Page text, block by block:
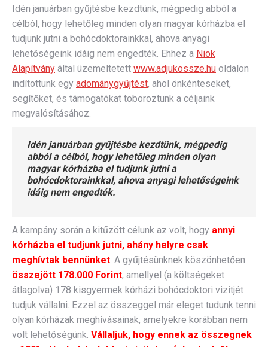
Idén januárban gyűjtésbe kezdtünk, mégpedig abból a
célból, hogy lehetőleg minden olyan magyar kórházba el
tudjunk jutni a bohócdoktorainkkal, ahova anyagi
lehetőségeink idáig nem engedték. Ehhez a Niok
Alapítvány által üzemeltetett www.adjukossze.hu oldalon
indítottunk egy adománygyűjtést, ahol önkénteseket,
segítőket, és támogatókat toboroztunk a céljaink
megvalósításához.
Idén januárban gyűjtésbe kezdtünk, mégpedig
abból a célból, hogy lehetőleg minden olyan
magyar kórházba el tudjunk jutni a
bohócdoktorainkkal, ahova anyagi lehetőségeink
idáig nem engedték.
A kampány során a kitűzött célunk az volt, hogy annyi
kórházba el tudjunk jutni, ahány helyre csak
meghívtak bennünket. A gyűjtésünknek köszönhetően
összejött 178.000 Forint, amellyel (a költségeket
átlagolva) 178 kisgyermek kórházi bohócdoktori vizitjét
tudjuk vállalni. Ezzel az összeggel már eleget tudunk tenni
olyan kórházak meghívásainak, amelyekre korábban nem
volt lehetőségünk. Vállaljuk, hogy ennek az összegnek